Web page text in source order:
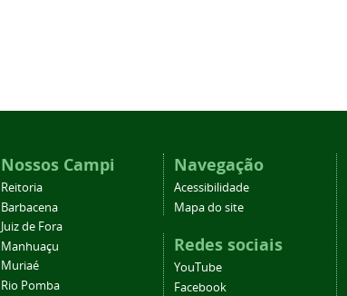
Nossos Campi
Reitoria
Barbacena
Juiz de Fora
Manhuaçu
Muriaé
Rio Pomba
Navegação
Acessibilidade
Mapa do site
Redes sociais
YouTube
Facebook